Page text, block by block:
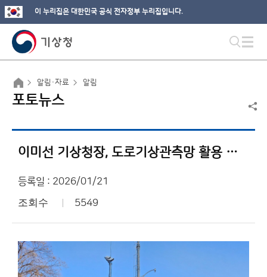
이 누리집은 대한민국 공식 전자정부 누리집입니다.
알림·자료 알림
포토뉴스
이미선 기상청장, 도로기상관측망 활용 현장 점검
등록일 : 2026/01/21
조회수 5549